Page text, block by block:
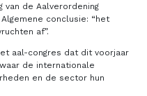
de Aalverordening
conclusie: “het
af”.
aal-congres dat dit voorjaar
de internationale
en de sector hun